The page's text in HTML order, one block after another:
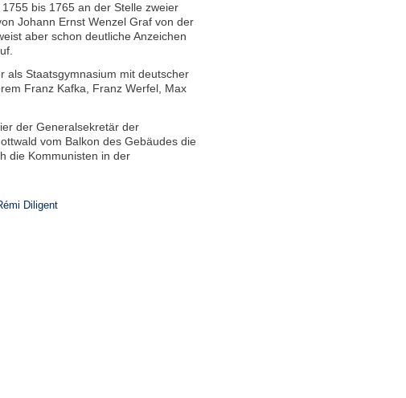
bis 1765 an der Stelle zweier
Johann Ernst Wenzel Graf von der
aber schon deutliche Anzeichen
als Staatsgymnasium mit deutscher
Franz Kafka, Franz Werfel, Max
der Generalsekretär der
vom Balkon des Gebäudes die
die Kommunisten in der
Diligent